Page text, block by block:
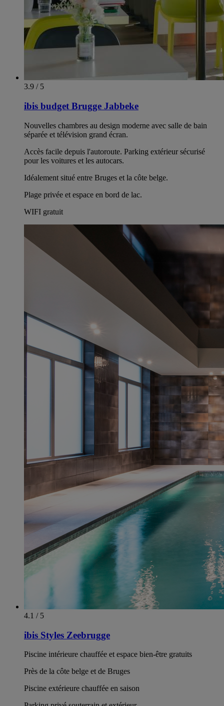
3.9 / 5
ibis budget Brugge Jabbeke
Nouvelles chambres au design moderne avec salle de bain
séparée et télévision grand écran.
Accès facile depuis l'autoroute. Parking extérieur sécurisé
pour les voitures et les autocars.
Idéalement situé entre Bruges et la côte belge.
Plage privée et espace en bord de lac.
WIFI gratuit
4.1 / 5
ibis Styles Zeebrugge
Piscine intérieure chauffée et espace bien-être gratuits
Près de la côte belge et de Bruges
Piscine extérieure chauffée en saison